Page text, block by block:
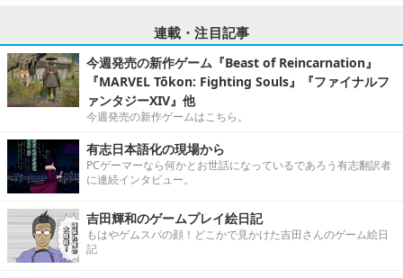
連載・注目記事
今週発売の新作ゲーム『Beast of Reincarnation』
『MARVEL Tōkon: Fighting Souls』『ファイナルフ
ァンタジーXIV』他
今週発売の新作ゲームはこちら。
有志日本語化の現場から
PCゲーマーなら何かとお世話になっているであろう有志翻訳者
に連続インタビュー。
吉田輝和のゲームプレイ絵日記
もはやゲムスパの顔！どこかで見かけた吉田さんのゲーム絵日
記